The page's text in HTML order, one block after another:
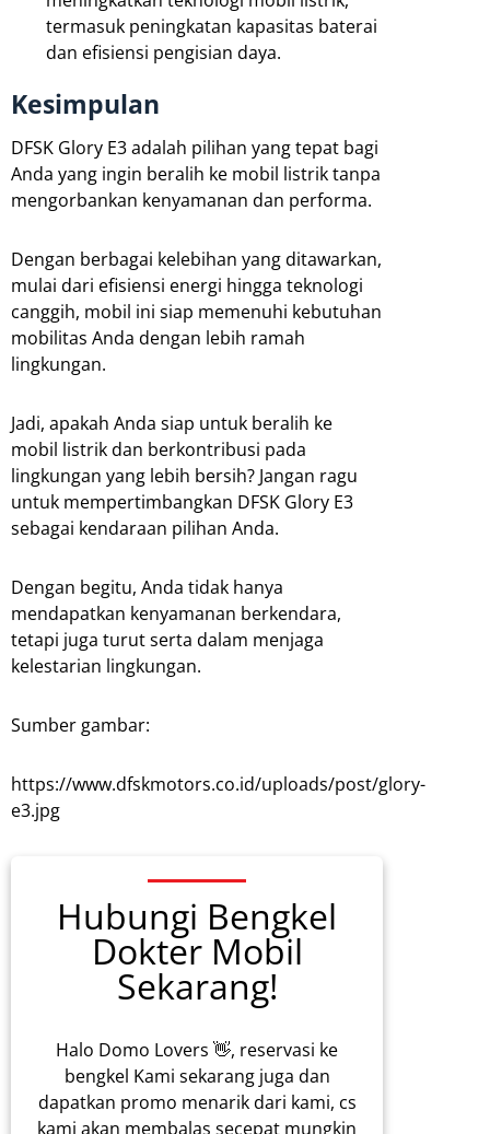
termasuk peningkatan kapasitas baterai
dan efisiensi pengisian daya.
Kesimpulan
DFSK Glory E3 adalah pilihan yang tepat bagi
Anda yang ingin beralih ke mobil listrik tanpa
mengorbankan kenyamanan dan performa.
Dengan berbagai kelebihan yang ditawarkan,
mulai dari efisiensi energi hingga teknologi
canggih, mobil ini siap memenuhi kebutuhan
mobilitas Anda dengan lebih ramah
lingkungan.
Jadi, apakah Anda siap untuk beralih ke
mobil listrik dan berkontribusi pada
lingkungan yang lebih bersih? Jangan ragu
untuk mempertimbangkan DFSK Glory E3
sebagai kendaraan pilihan Anda.
Dengan begitu, Anda tidak hanya
mendapatkan kenyamanan berkendara,
tetapi juga turut serta dalam menjaga
kelestarian lingkungan.
Sumber gambar:
https://www.dfskmotors.co.id/uploads/post/glory-
e3.jpg
Hubungi Bengkel
Dokter Mobil
Sekarang!
Halo Domo Lovers 👋, reservasi ke
bengkel Kami sekarang juga dan
dapatkan promo menarik dari kami, cs
kami akan membalas secepat mungkin